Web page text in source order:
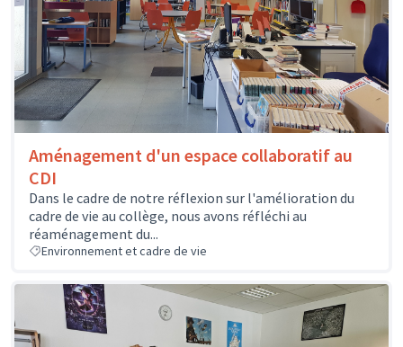
Aménagement d'un espace collaboratif au
CDI
Dans le cadre de notre réflexion sur l'amélioration du
cadre de vie au collège, nous avons réfléchi au
réaménagement du...
Environnement et cadre de vie